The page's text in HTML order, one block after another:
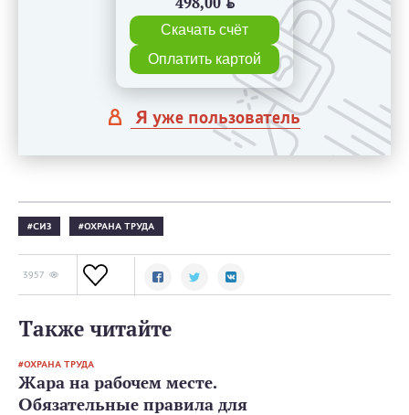
Скачать счёт
Оплатить картой
Я уже пользователь
СИЗ ОХРАНА ТРУДА
3957
Также читайте
ОХРАНА ТРУДА
Жара на рабочем месте.
Обязательные правила для